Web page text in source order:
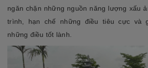
ngăn chặn những nguồn năng lượng xấu
trình, hạn chế những điều tiêu cực và
những điều tốt lành.